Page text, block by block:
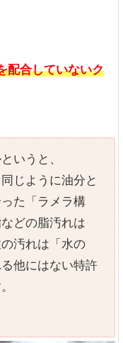
配合していないク
いうと、
じように油分と
た「ラメラ構
どの脂汚れは
汚れは「水の
他にはない特許